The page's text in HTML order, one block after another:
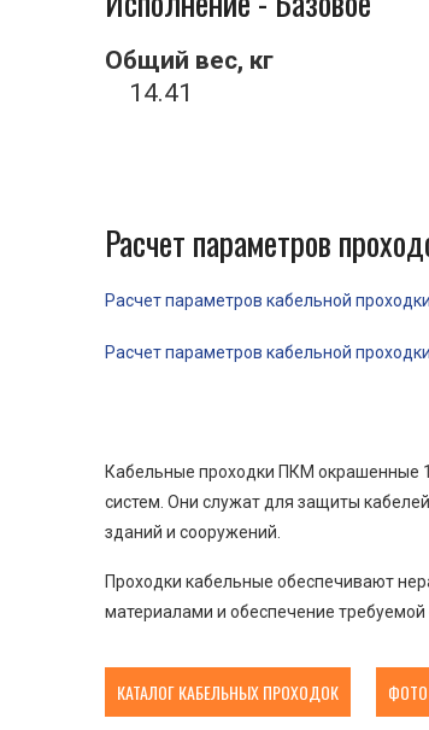
Общий вес, кг
14.41
Расчет параметров
Расчет параметров кабельной
Расчет параметров кабельной
Кабельные проходки ПКМ окрашенные
систем. Они служат для защиты
зданий и сооружений.
Проходки кабельные обеспечивают
материалами и обеспечение требуемой
КАТАЛОГ КАБЕЛЬНЫХ ПРОХОДОК